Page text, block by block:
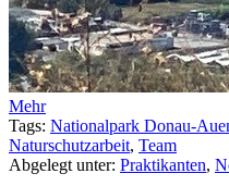
Mehr
Tags: Nationalpark Donau-
Naturschutzarbeit, Team
Abgelegt unter: Praktikanten,